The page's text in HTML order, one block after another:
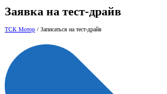
Записаться на тест-драйв